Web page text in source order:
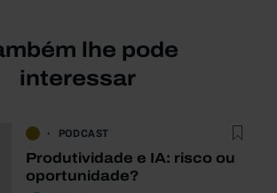
lhe pode
interessar
PODCAST
Produtividade e IA: risco ou
oportunidade?